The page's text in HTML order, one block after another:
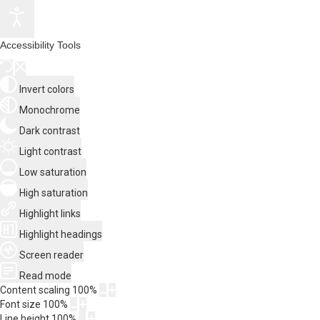
Accessibility Tools
Invert colors
Monochrome
Dark contrast
Light contrast
Low saturation
High saturation
Highlight links
Highlight headings
Screen reader
Read mode
Content scaling 100%
Font size 100%